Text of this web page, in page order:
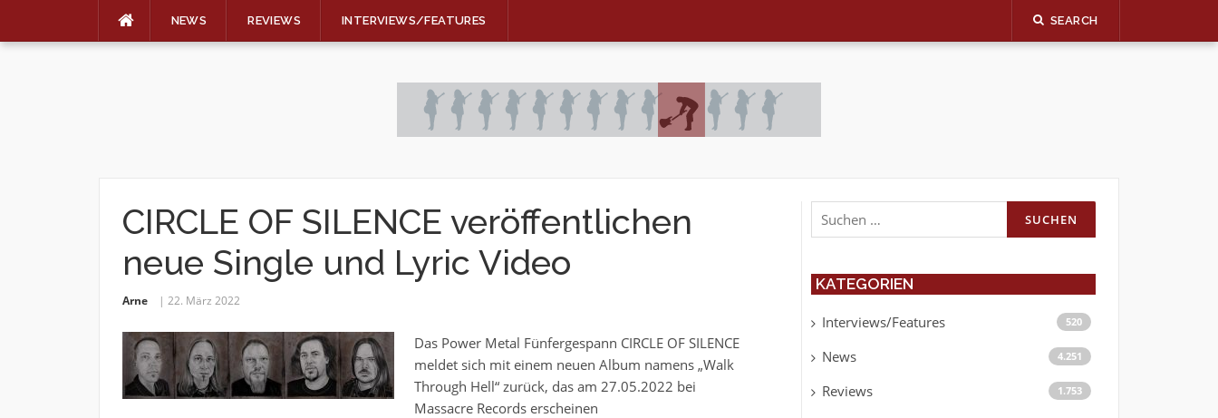
NEWS REVIEWS INTERVIEWS/FEATURES SEARCH
CIRCLE OF SILENCE veröffentlichen
neue Single und Lyric Video
Arne 22. März 2022
Das Power Metal Fünfergespann CIRCLE OF SILENCE
meldet sich mit einem neuen Album namens „Walk
Through Hell“ zurück, das am 27.05.2022 bei
Massacre Records erscheinen
Suchen
nach:
KATEGORIEN
Interviews/Features 520
News 4.251
Reviews 1.753